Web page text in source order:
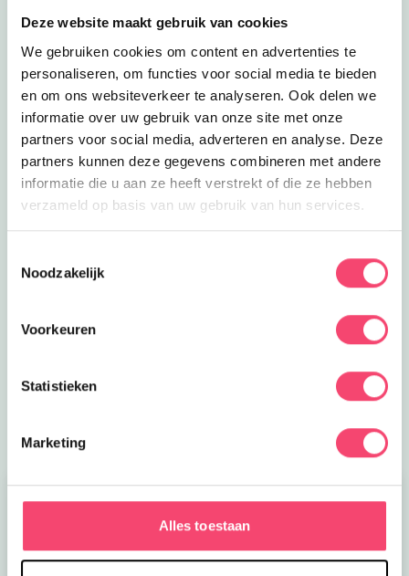
Deze website maakt gebruik van cookies
We gebruiken cookies om content en advertenties te
personaliseren, om functies voor social media te bieden
en om ons websiteverkeer te analyseren. Ook delen we
informatie over uw gebruik van onze site met onze
partners voor social media, adverteren en analyse. Deze
partners kunnen deze gegevens combineren met andere
informatie die u aan ze heeft verstrekt of die ze hebben
verzameld op basis van uw gebruik van hun services.
Noodzakelijk
Voorkeuren
Statistieken
Marketing
Alles toestaan
De zomervakantie is hét moment om samen op pad te
activiteiten voor gezinnen. Van natuuravonturen en
creatieve workshops tot kinderfilms, sportieve uitjes en